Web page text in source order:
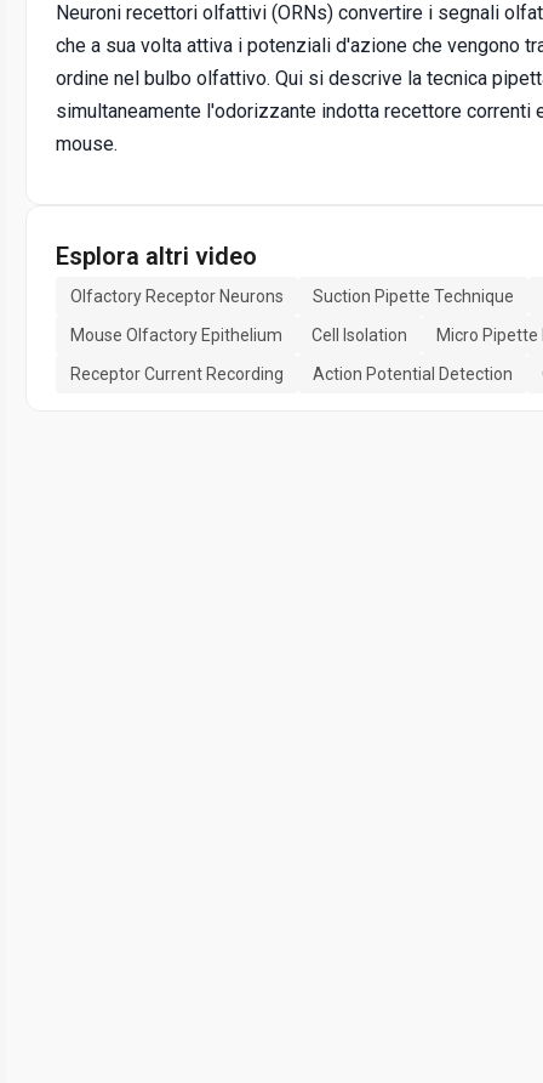
Neuroni recettori olfattivi (ORNs) convertire i segnali
che a sua volta attiva i potenziali d'azione che vengono
ordine nel bulbo olfattivo. Qui si descrive la tecnica
simultaneamente l'odorizzante indotta recettore correnti
mouse.
Esplora altri video
Olfactory Receptor Neurons
Suction Pipette Technique
Mouse Olfactory Epithelium
Cell Isolation
Micro Pipette
Receptor Current Recording
Action Potential Detection